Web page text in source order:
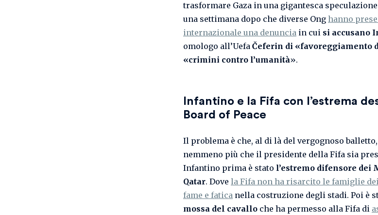
trasformare Gaza in una gigantesca
una settimana dopo che diverse Ong hanno
internazionale una denuncia in cui si accusano
omologo all’Uefa Čeferin di «favoreggiamento
«crimini contro l’umanità».
Infantino e la Fifa con l’estrema
Board of Peace
Il problema è che, al di là del vergognoso
nemmeno più che il presidente della Fifa sia
Infantino prima è stato l’estremo difensore dei
Qatar. Dove la Fifa non ha risarcito le famiglie
fame e fatica nella costruzione degli stadi. Poi è
mossa del cavallo che ha permesso alla Fifa di